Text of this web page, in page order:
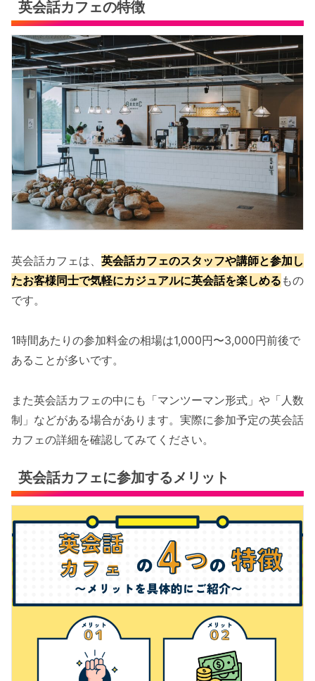
英会話カフェの特徴
英会話カフェは、 英会話カフェのスタッフや講師と参加し
たお客様同士で気軽にカジュアルに英会話を楽しめる もの
です。
1時間あたりの参加料金の相場は1,000円〜3,000円前後で
あることが多いです。
また英会話カフェの中にも「マンツーマン形式」や「人数
制」などがある場合があります。実際に参加予定の英会話
カフェの詳細を確認してみてください。
英会話カフェに参加するメリット